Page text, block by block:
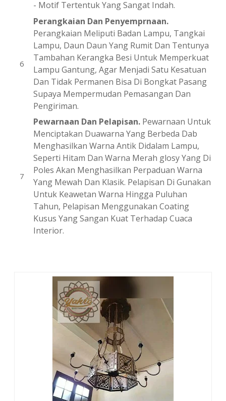
- Motif Tertentuk Yang Sangat Indah.
Perangkaian Dan Penyemprnaan.
Perangkaian Meliputi Badan Lampu, Tangkai
Lampu, Daun Daun Yang Rumit Dan Tentunya
Tambahan Kerangka Besi Untuk Memperkuat
Lampu Gantung, Agar Menjadi Satu Kesatuan
Dan Tidak Permanen Bisa Di Bongkat Pasang
Supaya Mempermudan Pemasangan Dan
Pengiriman.
Pewarnaan Dan Pelapisan.Pewarnaan Untuk
Menciptakan Duawarna Yang Berbeda Dab
Menghasilkan Warna Antik Didalam Lampu,
Seperti Hitam Dan Warna Merah glosy Yang Di
Poles Akan Menghasilkan Perpaduan Warna
Yang Mewah Dan Klasik. Pelapisan Di Gunakan
Untuk Keawetan Warna Hingga Puluhan
Tahun, Pelapisan Menggunakan Coating
Kusus Yang Sangan Kuat Terhadap Cuaca
Interior.